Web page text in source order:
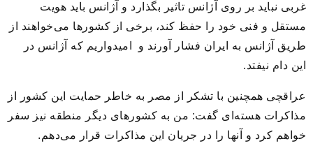
غربی نباید بر روی آژانس تاثیر بگذارد و آژانس باید هویت
مستقل و فنی خود را حفظ کند، برخی از کشورها می‌خواهند از
طریق آژانس به ایران فشار آورند و امیدواریم که آژانس در
این دام نیفتد.
عراقچی همچنین با تشکر از مصر به خاطر حمایت این کشور از
مذاکرات هسته‌ای گفت: من به کشورهای دیگر منطقه نیز سفر
خواهم کرد و آنها را در جریان این مذاکرات قرار می‌دهم.